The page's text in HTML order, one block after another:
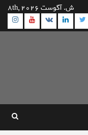
ش. آگوست 8th, 2026
Twitter
Linkedin
VK